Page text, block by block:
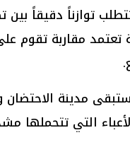
توازناً دقيقاً بين
تعتمد مقاربة
مدينة
التي تتحملها